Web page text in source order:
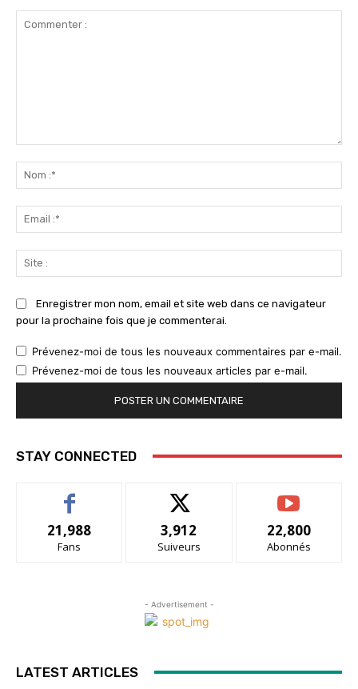
:*
:*
:
Enregistrer mon nom, email et site web dans ce navigateur
pour la prochaine fois que je commenterai.
Prévenez-moi de tous les nouveaux commentaires par e-mail.
Prévenez-moi de tous les nouveaux articles par e-mail.
STAY CONNECTED
21,988
Fans
3,912
Suiveurs
22,800
Abonnés
- Advertisement -
LATEST ARTICLES